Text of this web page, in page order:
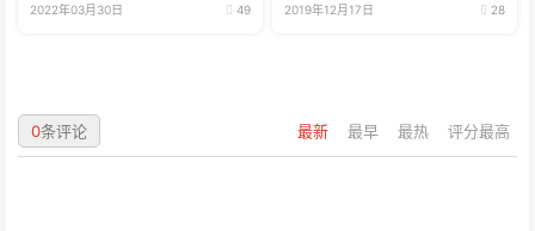
2022年03月30日 49 2019年12月17日 28
最新 最早 最热 评分最高
0条评论